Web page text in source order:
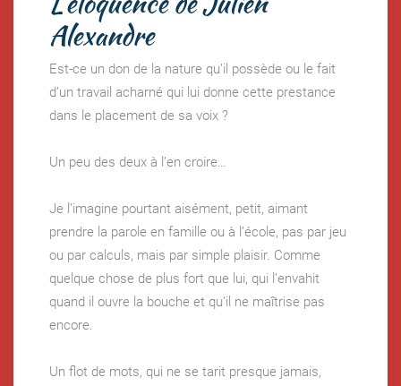
Alexandre
Est-ce un don de la nature qu’il possède ou le fait
d’un travail acharné qui lui donne cette prestance
dans le placement de sa voix ?
Un peu des deux à l’en croire…
Je l’imagine pourtant aisément, petit, aimant
prendre la parole en famille ou à l’école, pas par jeu
ou par calculs, mais par simple plaisir. Comme
quelque chose de plus fort que lui, qui l’envahit
quand il ouvre la bouche et qu’il ne maîtrise pas
encore.
Un flot de mots, qui ne se tarit presque jamais,